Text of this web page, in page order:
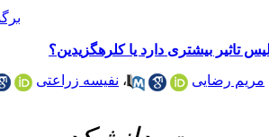
برگشت به فهرست نسخه ها
نفیسه زراعتی ،آرزو